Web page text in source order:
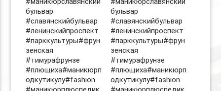
бульвар
#славянскийбульвар
#ленинскийпроспект
#парккультуры#фрун
зенская
#тимурафрунзе
#плющиха#маникюрп
одкутикулу#fashion
бульвар
#славянскийбульвар
#ленинскийпроспект
#парккультуры#фрун
зенская
#тимурафрунзе
#плющиха#маникюрп
одкутикулу#fashion